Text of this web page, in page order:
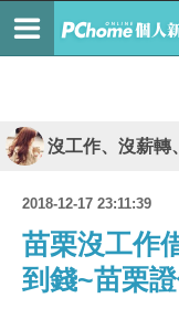
沒工作、沒薪轉、
2018-12-17 23:11:39
苗栗沒工作
到錢~苗栗